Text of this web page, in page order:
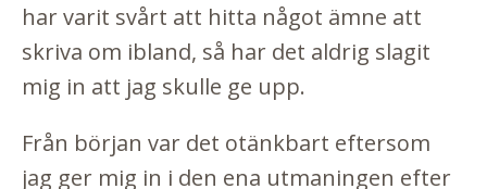
har varit svårt att hitta något ämne att
skriva om ibland, så har det aldrig slagit
mig in att jag skulle ge upp.
Från början var det otänkbart eftersom
jag ger mig in i den ena utmaningen efter